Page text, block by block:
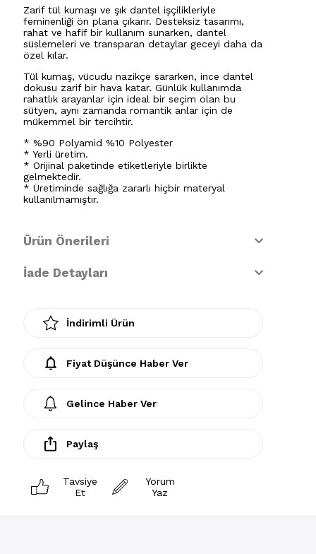
Zarif tül kumaşı ve şık dantel işçilikleriyle
feminenliği ön plana çıkarır. Desteksiz tasarımı,
rahat ve hafif bir kullanım sunarken, dantel
süslemeleri ve transparan detaylar geceyi daha da
özel kılar.
Tül kumaş, vücudu nazikçe sararken, ince dantel
dokusu zarif bir hava katar. Günlük kullanımda
rahatlık arayanlar için ideal bir seçim olan bu
sütyen, aynı zamanda romantik anlar için de
mükemmel bir tercihtir.
* %90 Polyamid %10 Polyester
* Yerli üretim.
* Orijinal paketinde etiketleriyle birlikte
gelmektedir.
* Üretiminde sağlığa zararlı hiçbir materyal
kullanılmamıştır.
Ürün Önerileri
İade Detayları
İndirimli Ürün
Fiyat Düşünce Haber Ver
Gelince Haber Ver
Paylaş
Tavsiye
Et
Yorum
Yaz